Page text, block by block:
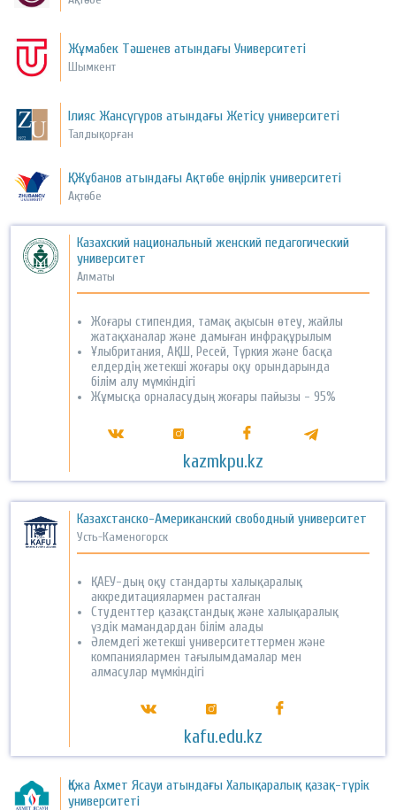
Жұмабек Тәшенев атындағы Университеті
Шымкент
Ілияс Жансүгүров атындағы Жетісу университеті
Талдықорған
Қ. Жұбанов атындағы Ақтөбе өңірлік университеті
Ақтөбе
Казахский национальный женский педагогический
университет
Алматы
Жоғары стипендия, тамақ ақысын өтеу, жайлы
жатақханалар және дамыған инфрақұрылым
Ұлыбритания, АҚШ, Ресей, Түркия және басқа
елдердің жетекші жоғары оқу орындарында
білім алу мүмкіндігі
Жұмысқа орналасудың жоғары пайызы - 95%
kazmkpu.kz
Казахстанско-Американский свободный университет
Усть-Каменогорск
ҚАЕУ-дың оқу стандарты халықаралық
аккредитациялармен расталған
Студенттер қазақстандық және халықаралық
үздік мамандардан білім алады
Әлемдегі жетекші университеттермен және
компаниялармен тағылымдамалар мен
алмасулар мүмкіндігі
kafu.edu.kz
Қожа Ахмет Ясауи атындағы Халықаралық қазақ-түрік
университеті